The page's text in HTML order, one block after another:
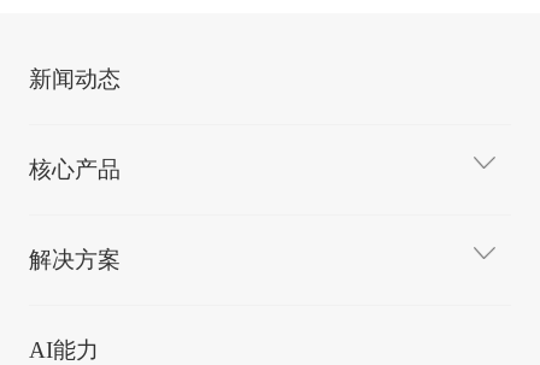
新闻动态
核心产品
解决方案
AI能力